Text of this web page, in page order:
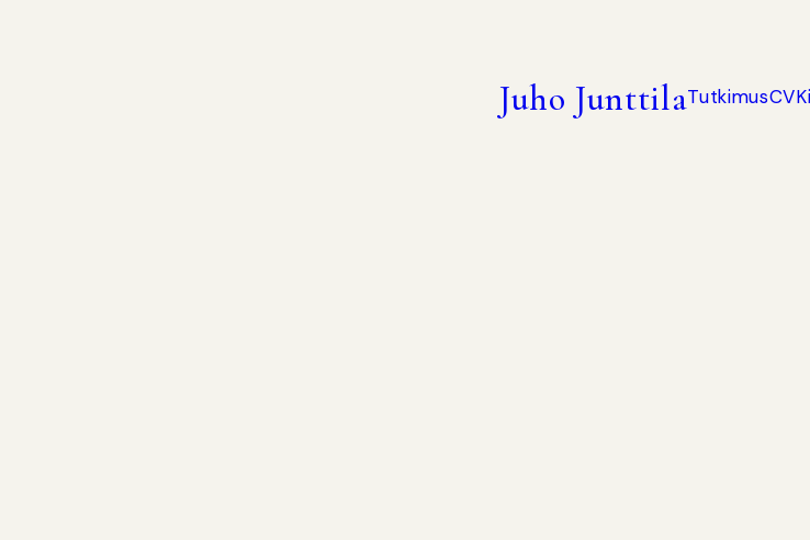
Juho JunttilaTutkimusCV